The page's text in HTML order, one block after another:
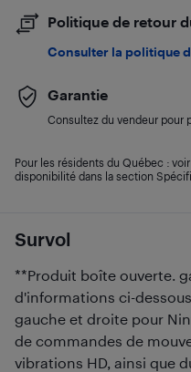
Survol
**Produit boîte ouverte.
d'informations ci-
gauche et droite pour
de commandes de
vibrations HD, ainsi que
Politique de retour
Consulter la politique
Garantie
Consultez du vendeur pour
Pour les résidents du Québec :
disponibilité dans la section